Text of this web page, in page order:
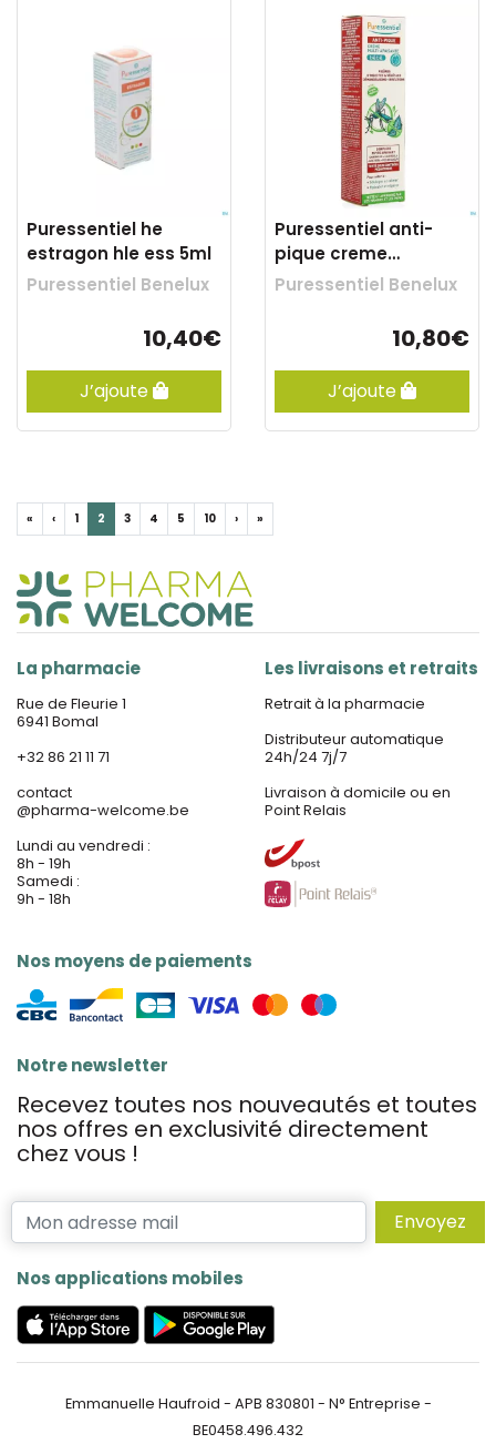
Puressentiel he
estragon hle ess 5ml
Puressentiel Benelux
10,40€
J’ajoute
Puressentiel anti-
pique creme
apaisante bebe 30ml
Puressentiel Benelux
10,80€
J’ajoute
« ‹ 1 2 3 4 5 10 › »
La pharmacie
Rue de Fleurie 1
6941 Bomal
+32 86 21 11 71
contact
@pharma-welcome.be
Lundi au vendredi :
8h - 19h
Samedi :
9h - 18h
Nos moyens de paiements
Les livraisons et retraits
Retrait à la pharmacie
Distributeur automatique
24h/24 7j/7
Livraison à domicile ou en
Point Relais
Notre newsletter
Recevez toutes nos nouveautés et toutes
nos offres en exclusivité directement
chez vous !
Envoyez
Nos applications mobiles
Emmanuelle Haufroid - APB 830801 - N° Entreprise -
BE0458.496.432